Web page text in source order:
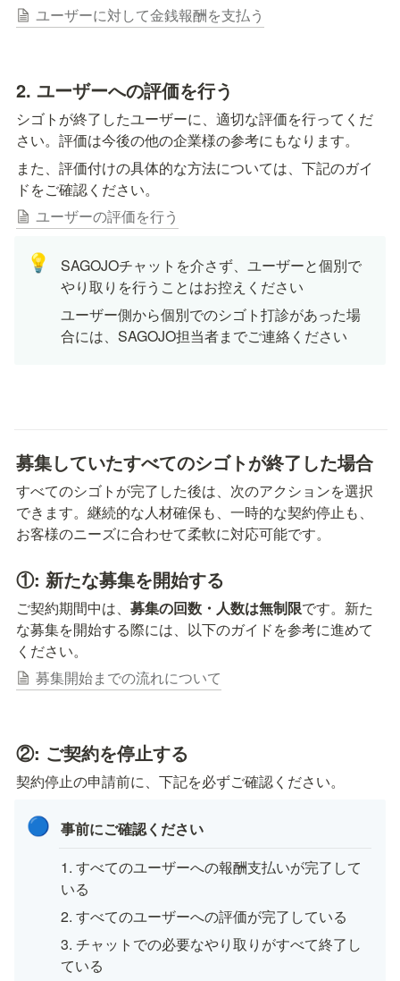
ユーザーに対して金銭報酬を支払う
2. ユーザーへの評価を行う
シゴトが終了したユーザーに、適切な評価を行ってくだ
さい。評価は今後の他の企業様の参考にもなります。
また、評価付けの具体的な方法については、下記のガイ
ドをご確認ください。
ユーザーの評価を行う
💡
SAGOJOチャットを介さず、ユーザーと個別で
やり取りを行うことはお控えください
ユーザー側から個別でのシゴト打診があった場
合には、SAGOJO担当者までご連絡ください
募集していたすべてのシゴトが終了した場合
すべてのシゴトが完了した後は、次のアクションを選択
できます。継続的な人材確保も、一時的な契約停止も、
お客様のニーズに合わせて柔軟に対応可能です。
①: 新たな募集を開始する
ご契約期間中は、 募集の回数・人数は無制限です。新た
な募集を開始する際には、以下のガイドを参考に進めて
ください。
募集開始までの流れについて
②: ご契約を停止する
契約停止の申請前に、下記を必ずご確認ください。
🔵 事前にご確認ください
1. すべてのユーザーへの報酬支払いが完了して
いる
2. すべてのユーザーへの評価が完了している
3. チャットでの必要なやり取りがすべて終了し
ている